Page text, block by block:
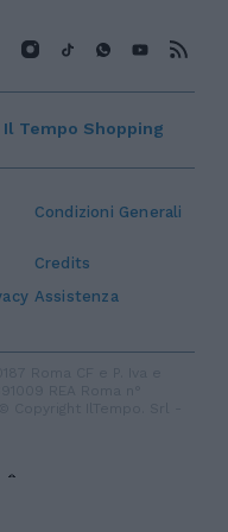
Condizioni Generali
Credits
Assistenza
Il Tempo Shopping